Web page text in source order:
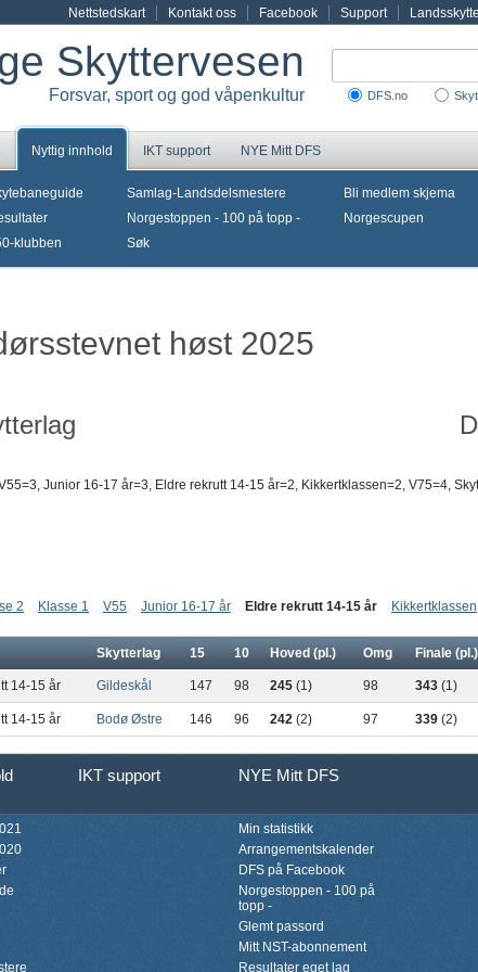
Nettstedskart Kontakt oss Facebook Support
Skyttervesen
Forsvar, sport og god våpenkultur DFS.no
Nyttig innhold IKT support NYE Mitt DFS
klubben
Samlag-Landsdelsmestere
Norgestoppen - 100 på topp -
Søk
Bli medlem skjema
Norgescupen
høst 2025
Junior 16-17 år=3, Eldre rekrutt 14-15 år=2, Kikkertklassen=2, V75=4,
2 Klasse 1 V55 Junior 16-17 år Eldre rekrutt 14-15 år Kikkertklassen
Skytterlag 15 10 Hoved (pl.) Omg Finale (pl.)
14-15 år Gildeskål 147 98 245 (1) 98 343 (1)
14-15 år Bodø Østre 146 96 242 (2) 97 339 (2)
IKT support NYE Mitt DFS
Min statistikk
Arrangementskalender
DFS på Facebook
Norgestoppen - 100 på
topp -
Glemt passord
Mitt NST-abonnement
Resultater eget lag